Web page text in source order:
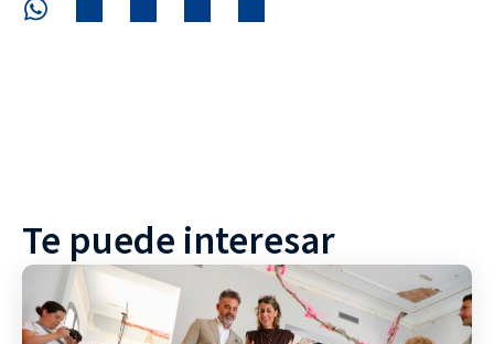
Te puede interesar